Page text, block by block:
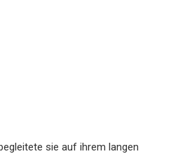
sie auf ihrem langen